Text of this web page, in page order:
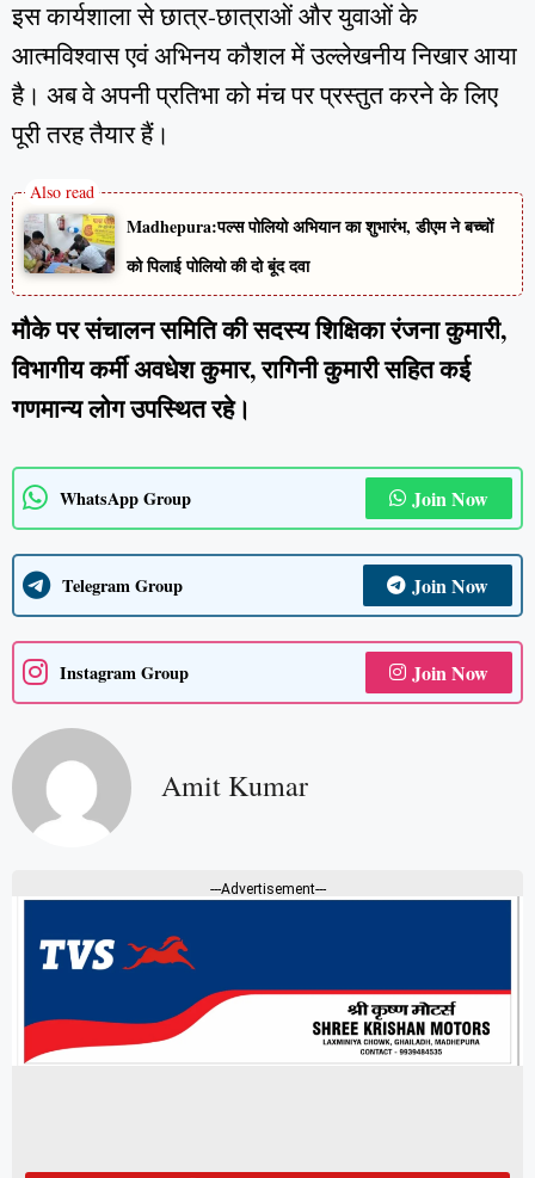
इस कार्यशाला से छात्र-छात्राओं और युवाओं के
आत्मविश्वास एवं अभिनय कौशल में उल्लेखनीय निखार आया
है। अब वे अपनी प्रतिभा को मंच पर प्रस्तुत करने के लिए
पूरी तरह तैयार हैं।
Madhepura:पल्स पोलियो अभियान का शुभारंभ, डीएम ने बच्चों
को पिलाई पोलियो की दो बूंद दवा
मौके पर संचालन समिति की सदस्य शिक्षिका रंजना कुमारी,
विभागीय कर्मी अवधेश कुमार, रागिनी कुमारी सहित कई
गणमान्य लोग उपस्थित रहे।
WhatsApp Group Join Now
Telegram Group Join Now
Instagram Group Join Now
Amit Kumar
---Advertisement---